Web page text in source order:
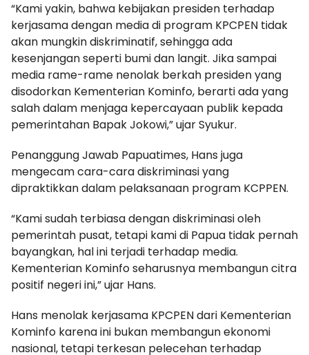
“Kami yakin, bahwa kebijakan presiden terhadap
kerjasama dengan media di program KPCPEN tidak
akan mungkin diskriminatif, sehingga ada
kesenjangan seperti bumi dan langit. Jika sampai
media rame-rame nenolak berkah presiden yang
disodorkan Kementerian Kominfo, berarti ada yang
salah dalam menjaga kepercayaan publik kepada
pemerintahan Bapak Jokowi,” ujar Syukur.
Penanggung Jawab Papuatimes, Hans juga
mengecam cara-cara diskriminasi yang
dipraktikkan dalam pelaksanaan program KCPPEN.
“Kami sudah terbiasa dengan diskriminasi oleh
pemerintah pusat, tetapi kami di Papua tidak pernah
bayangkan, hal ini terjadi terhadap media.
Kementerian Kominfo seharusnya membangun citra
positif negeri ini,” ujar Hans.
Hans menolak kerjasama KPCPEN dari Kementerian
Kominfo karena ini bukan membangun ekonomi
nasional, tetapi terkesan pelecehan terhadap